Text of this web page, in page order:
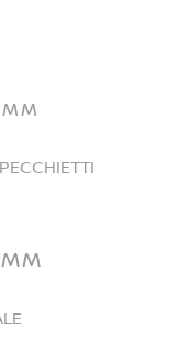
MM
MM